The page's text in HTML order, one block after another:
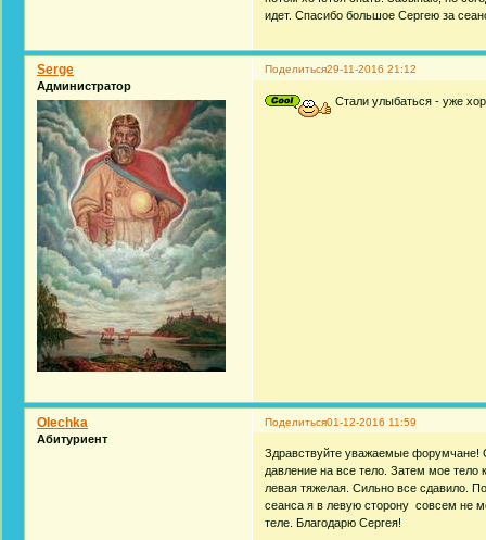
идет. Спасибо большое Сергею за
Поделиться29-11-2016 21:12
Serge
Администратор
Стали улыбаться - уже
Поделиться01-12-2016 11:59
Olechka
Абитуриент
Здравствуйте уважаемые форумчане!
давление на все тело. Затем мое тело
левая тяжелая. Сильно все сдавило.
сеанса я в левую сторону совсем не
теле. Благодарю Сергея!